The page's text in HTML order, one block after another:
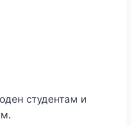
студентам и